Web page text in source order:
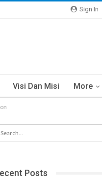
Sign In
Visi Dan Misi More
Posts